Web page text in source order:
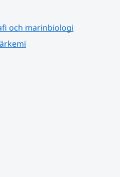
och marinbiologi